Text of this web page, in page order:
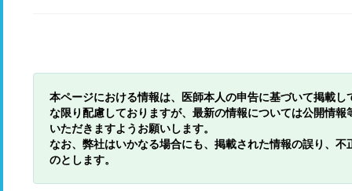
本ページにおける情報は、医師本人の申告に基づいて掲載
な限り配慮しておりますが、最新の情報については公開情
いただきますようお願いします。
なお、弊社はいかなる場合にも、掲載された情報の誤り、
のとします。